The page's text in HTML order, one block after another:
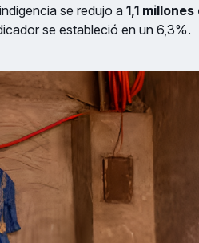
se redujo a 1,1
se estableció en un 6,3%.